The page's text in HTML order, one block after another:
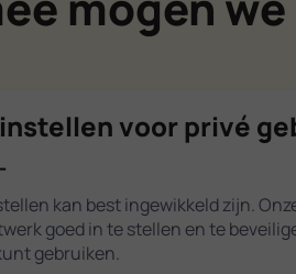
voor privé
kan best ingewikkeld zijn.
goed in te stellen en te
gebruiken.